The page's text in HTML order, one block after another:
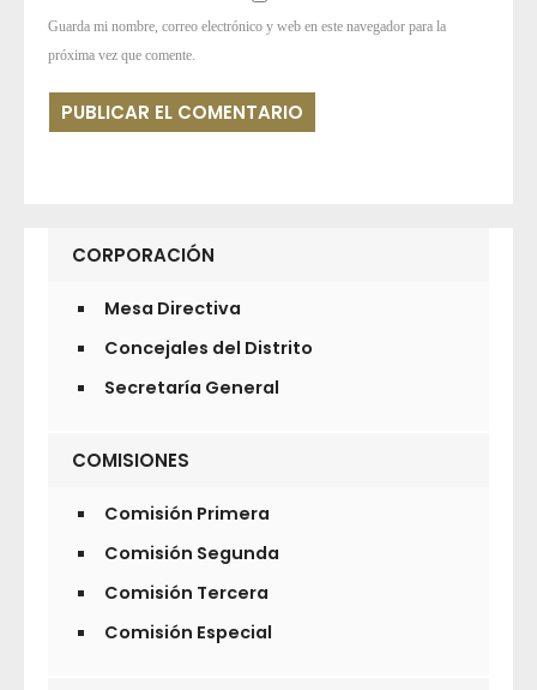
Guarda mi nombre, correo electrónico y web en este navegador para la
próxima vez que comente.
CORPORACIÓN
Mesa Directiva
Concejales del Distrito
Secretaría General
COMISIONES
Comisión Primera
Comisión Segunda
Comisión Tercera
Comisión Especial